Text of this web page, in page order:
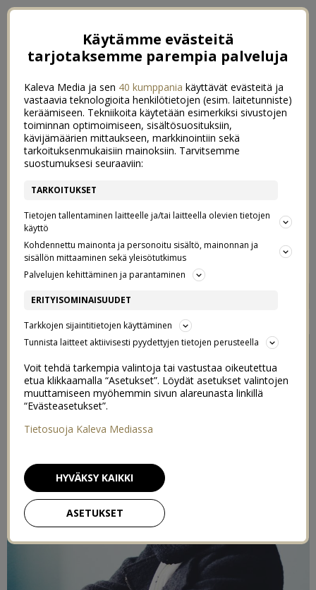
SOME-AJAN LAPSET
Käytämme evästeitä
tarjotaksemme parempia palveluja
Kaleva Media ja sen 40 kumppania käyttävät evästeitä ja
vastaavia teknologioita henkilötietojen (esim. laitetunniste)
keräämiseen. Tekniikoita käytetään esimerkiksi sivustojen
toiminnan optimoimiseen, sisältösuosituksiin,
kävijämäärien mittaukseen, markkinointiin sekä
tarkoituksenmukaisiin mainoksiin. Tarvitsemme
suostumuksesi seuraaviin:
TARKOITUKSET
Tietojen tallentaminen laitteelle ja/tai laitteella olevien tietojen
käyttö
Kohdennettu mainonta ja personoitu sisältö, mainonnan ja
sisällön mittaaminen sekä yleisötutkimus
Palvelujen kehittäminen ja parantaminen
ERITYISOMINAISUUDET
Tarkkojen sijaintitietojen käyttäminen
Tunnista laitteet aktiivisesti pyydettyjen tietojen perusteella
Voit tehdä tarkempia valintoja tai vastustaa oikeutettua
etua klikkaamalla “Asetukset”. Löydät asetukset valintojen
muuttamiseen myöhemmin sivun alareunasta linkillä
“Evästeasetukset”.
Tietosuoja Kaleva Mediassa
ASETUKSET
HYVÄKSY KAIKKI